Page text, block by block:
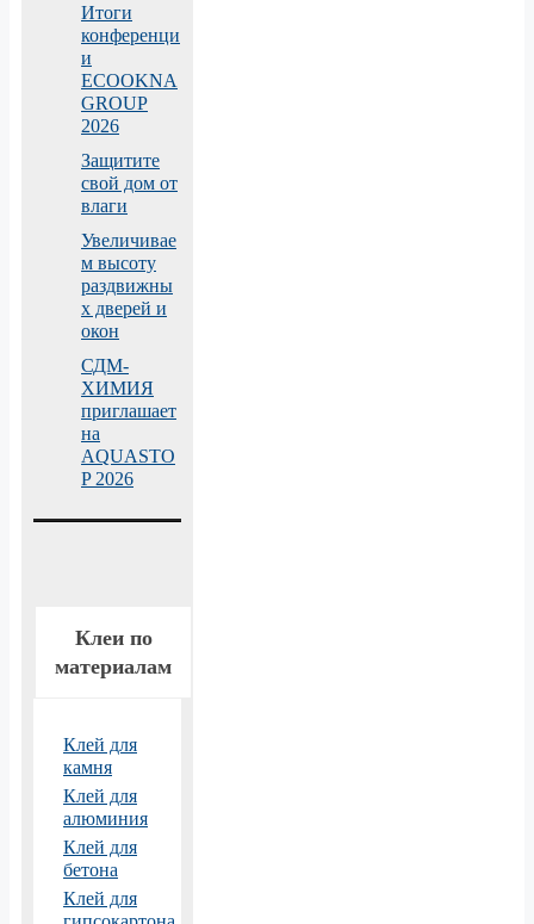
Итоги
конференци
и
ECOOKNA
GROUP
2026
Защитите
свой дом от
влаги
Увеличивае
м высоту
раздвижны
х дверей и
окон
СДМ-
ХИМИЯ
приглашает
на
AQUASTO
P 2026
Клеи по
материалам
Клей для
камня
Клей для
алюминия
Клей для
бетона
Клей для